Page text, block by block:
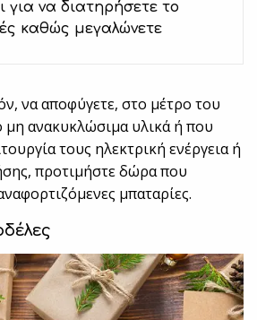
για να διατηρήσετε το
καθώς μεγαλώνετε
να αποφύγετε, στο μέτρο του
ανακυκλώσιμα υλικά ή που
τους ηλεκτρική ενέργεια ή
προτιμήστε δώρα που
μπαταρίες.